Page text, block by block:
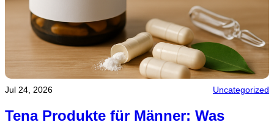
Jul 24, 2026 Uncategorized
Tena Produkte für Männer: Was